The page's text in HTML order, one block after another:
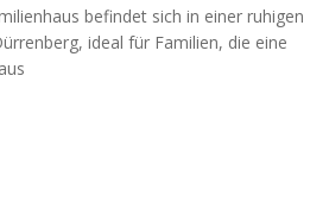
befindet sich in einer ruhigen
ideal für Familien, die eine